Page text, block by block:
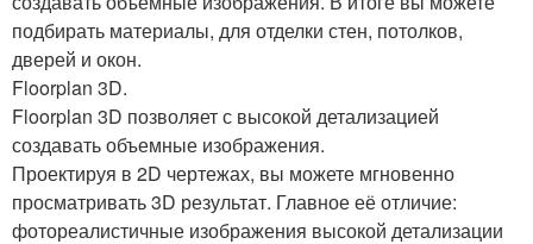
подбирать материалы, для отделки стен, потолков,
дверей и окон.
Floorplan 3D.
Floorplan 3D позволяет с высокой детализацией
создавать объемные изображения.
Проектируя в 2D чертежах, вы можете мгновенно
просматривать 3D результат. Главное её отличие:
фотореалистичные изображения высокой детализации